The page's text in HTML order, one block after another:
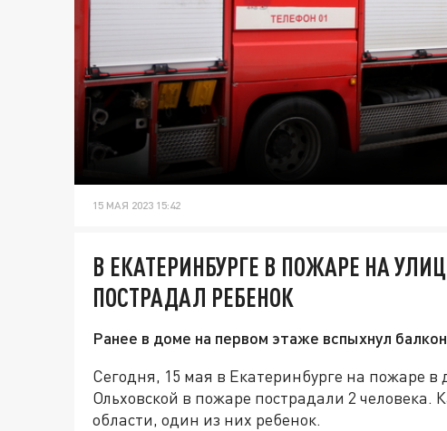
15 МАЯ 2023 15:42
В ЕКАТЕРИНБУРГЕ В ПОЖАРЕ НА
ПОСТРАДАЛ РЕБЕНОК
Ранее в доме на первом этаже вспыхнул
Сегодня, 15 мая в Екатеринбурге на пожаре в
Ольховской в пожаре пострадали 2
области, один из них ребенок.